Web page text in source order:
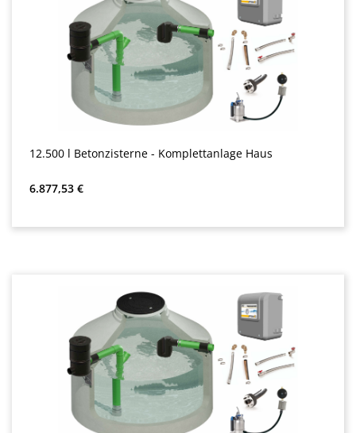
12.500 l Betonzisterne - Komplettanlage Haus
Precio normal:
6.877,53 €